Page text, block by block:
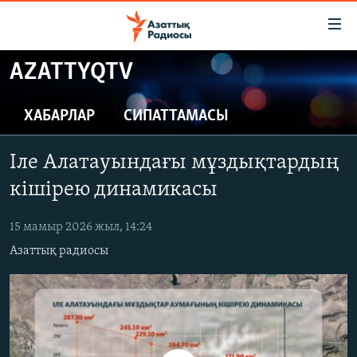
Skip
to
content
to
main
Navigation
Skip
ЖАҢАЛЫҚТАР
САЯСАТ
ҚАҢТАР ОҚИҒАСЫ
АДАМ ҚҰҚЫҚТАРЫ
ӘЛЕУМЕТ
ӘЛЕМ
АРНАЙЫ ЖОБАЛАР
Русский
AZATTYQTV
ХАБАРЛАР СИПАТТАМАСЫ
Іле Алатауындағы мұздықтардың
кішірею динамикасы
15 мамыр 2026 жыл, 14:24
Азаттық радиосы